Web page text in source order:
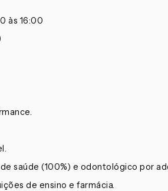
às 16:00
saúde (100%) e odontológico por
de ensino e farmácia.